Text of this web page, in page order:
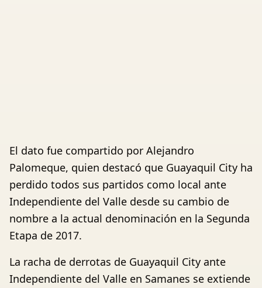
El dato fue compartido por Alejandro
Palomeque, quien destacó que Guayaquil City ha
perdido todos sus partidos como local ante
Independiente del Valle desde su cambio de
nombre a la actual denominación en la Segunda
Etapa de 2017.
La racha de derrotas de Guayaquil City ante
Independiente del Valle en Samanes se extiende